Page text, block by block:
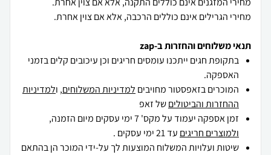
מחירי הגרילים אינם כוללים הרכבה, אלא אם צוין אחרת.
תנאי משלוחים והחזרות ב-zap
בתקופת חגים ייתכנו עומסים חריגים וכן עיכובים קלים בזמני
האספקה.
המוכרים בזאפסטור מחויבים למדיניות המשלוחים, ולמדיניות
ההחזרות והביטוליםשל זאפ
זמן אספקה יעמוד על מקס' 7 ימי עסקים מיום הזמנה,
ולמוצרים חריגים עד 21 ימי עסקים .
שיטות ועלויות המשלוח המוצעות לך על-ידי המוכר הן בהתאם